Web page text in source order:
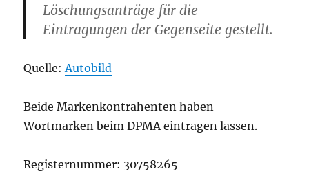
Löschungsanträge für die
Eintragungen der Gegenseite gestellt.
Quelle:Autobild
Beide Markenkontrahenten haben
Wortmarken beim DPMA eintragen lassen.
Registernummer: 30758265